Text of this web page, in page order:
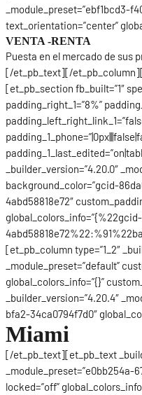
_module_preset=”ebf1bcd3-
text_orientation=”center”
VENTA -RENTA
Puesta en el mercado de sus
[/et_pb_text][/
[et_pb_section fb_built=”1″
padding_right_1=”8%”
_builder_version=”4.20.0″
background_color=”gcid-
4abd58818e72″
[et_pb_column type=”1_2″
_module_preset=”default”
global_colors_info=”{}”
_builder_version=”4.20.4″
bfa2-34ca0794f7d0″
Miami
[/et_pb_text][et_pb_text
locked=”off”